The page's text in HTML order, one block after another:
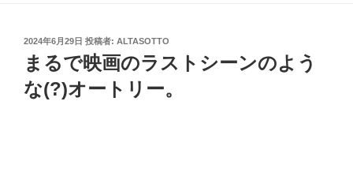
投
日:
2024年6月29日 投稿者: ALTASOTTO
まるで映画のラストシーンのよう
な(?)オートリー。